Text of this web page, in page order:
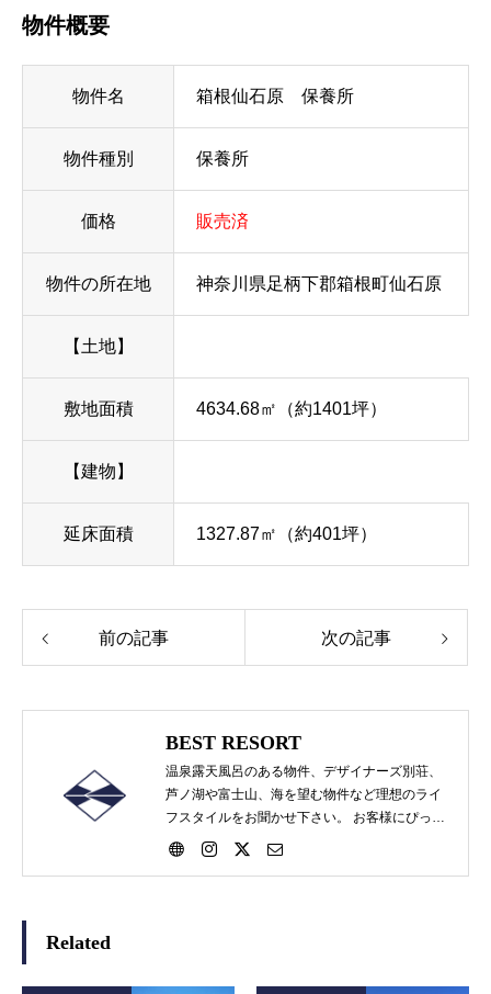
物件概要
物件名 箱根仙石原 保養所
物件種別 保養所
価格 販売済
物件の所在地 神奈川県足柄下郡箱根町仙石原
【土地】
敷地面積 4634.68㎡（約1401坪）
【建物】
延床面積 1327.87㎡（約401坪）
前の記事 次の記事
BEST RESORT
温泉露天風呂のある物件、デザイナーズ別荘、
芦ノ湖や富士山、海を望む物件など理想のライ
フスタイルをお聞かせ下さい。 お客様にぴった
りの物件をお探し提案いたします。 売却物件
Related